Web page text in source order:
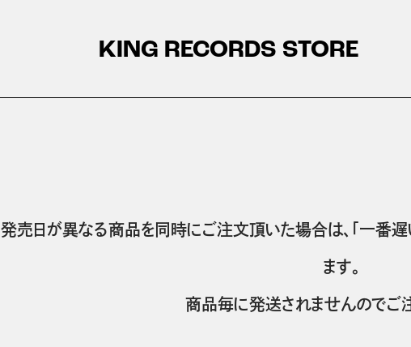
KING RECORDS STORE
発売日が異なる商品を同時にご注文頂いた場合は、「一番遅
ます。
商品毎に発送されませんのでご